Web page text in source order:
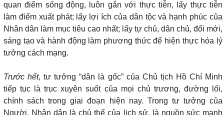
quan điểm sống động, luôn gắn với thực tiễn, lấy thực tiễn
làm điểm xuất phát; lấy lợi ích của dân tộc và hạnh phúc của
Nhân dân làm mục tiêu cao nhất; lấy tự chủ, dân chủ, đổi mới,
sáng tạo và hành động làm phương thức để hiện thực hóa lý
tưởng cách mạng.
Trước hết, tư tưởng “dân là gốc” của Chủ tịch Hồ Chí Minh
tiếp tục là trục xuyên suốt của mọi chủ trương, đường lối,
chính sách trong giai đoạn hiện nay. Trong tư tưởng của
Người, Nhân dân là chủ thể của lịch sử, là nguồn sức mạnh